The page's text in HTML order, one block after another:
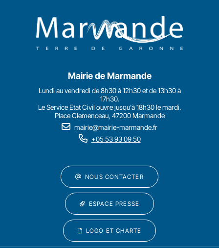
Mairie de Marmande
Lundi au vendredi de 8h30 à 12h30 et de 13h30 à
17h30.
Le Service Etat Civil ouvre jusqu'à 18h30 le mardi.
Place Clemenceau, 47200 Marmande
mairie@mairie-marmande.fr
+05 53 93 09 50
NOUS CONTACTER
ESPACE PRESSE
LOGO ET CHARTE